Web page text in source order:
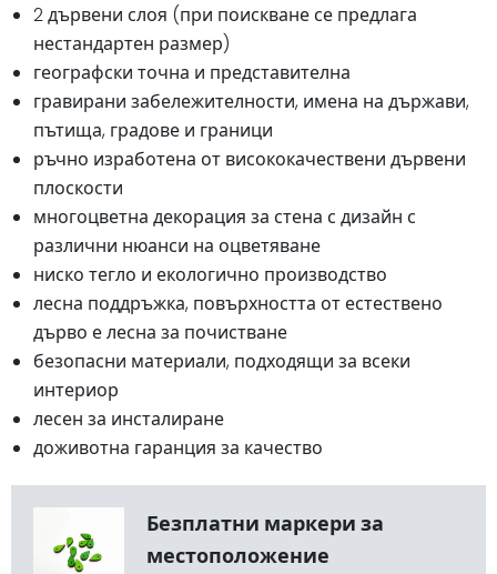
2 дървени слоя (при поискване се предлага
нестандартен размер)
географски точна и представителна
гравирани забележителности, имена на държави,
пътища, градове и граници
ръчно изработена от висококачествени дървени
плоскости
многоцветна декорация за стена с дизайн с
различни нюанси на оцветяване
ниско тегло и екологично производство
лесна поддръжка, повърхността от естествено
дърво е лесна за почистване
безопасни материали, подходящи за всеки
интериор
лесен за инсталиране
доживотна гаранция за качество
Безплатни маркери за
местоположение